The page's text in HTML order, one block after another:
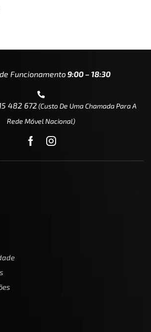
Funcionamento9:00 – 18:30
482 672(custo De Uma Chamada Para A
Rede Móvel Nacional)